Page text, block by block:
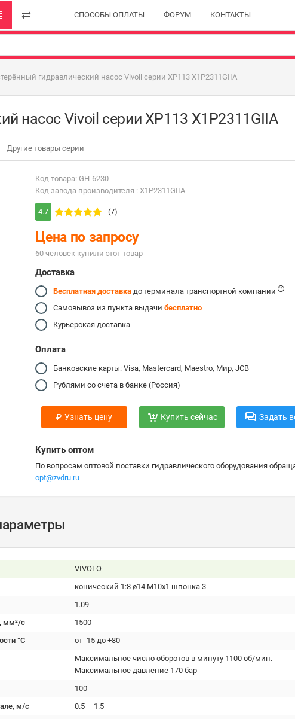
СПОСОБЫ ОПЛАТЫ ФОРУМ КОНТАКТЫ
гидравлический насос Vivoil серии XP113 X1P2311GIIA
насос Vivoil серии XP113 X1P2311GIIA
Другие товары серии
Код товара: GH-6230
Код завода производителя : X1P2311GIIA
4.7 (7)
Цена по запросу
60 человек купили этот товар
Доставка
Бесплатная доставка до терминала транспортной компании
Самовывоз из пункта выдачибесплатно
Курьерская доставка
Оплата
Банковские карты: Visa, Mastercard, Maestro, Мир, JCB
Рублями со счета в банке (Россия)
₽ Узнать цену Купить сейчас Задать
Купить оптом
По вопросам оптовой поставки гидравлического оборудования
opt@zvdru.ru
VIVOLO
конический 1:8 ø14 М10х1 шпонка 3
1.09
мм²/c
1500
°C
от -15 до +80
Максимальное число оборотов в минуту 1100 об/мин.
Максимальное давление 170 бар
100
м/с
0.5 – 1.5